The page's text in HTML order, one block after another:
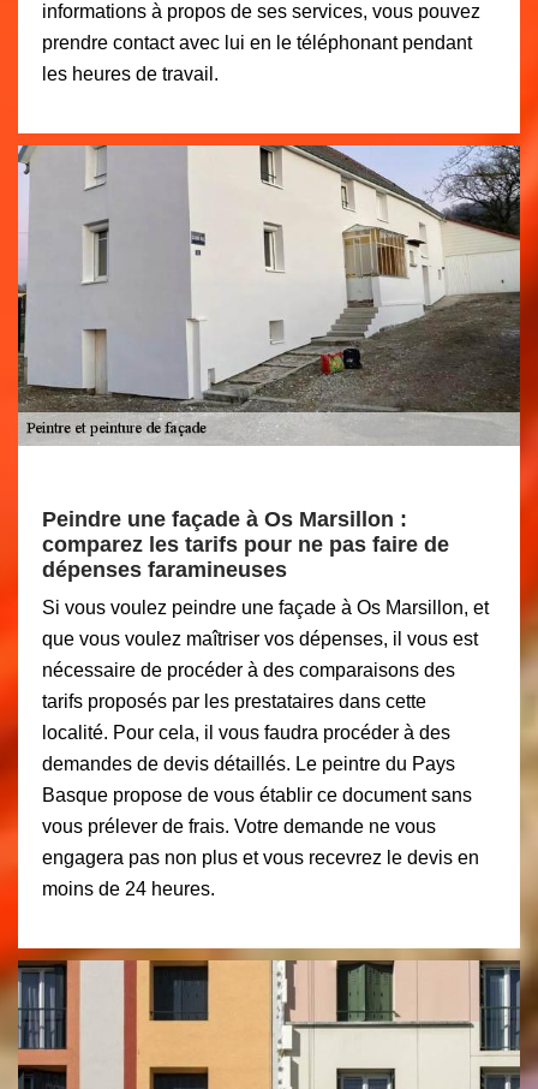
informations à propos de ses services, vous pouvez
prendre contact avec lui en le téléphonant pendant
les heures de travail.
Peindre une façade à Os Marsillon :
comparez les tarifs pour ne pas faire de
dépenses faramineuses
Si vous voulez peindre une façade à Os Marsillon, et
que vous voulez maîtriser vos dépenses, il vous est
nécessaire de procéder à des comparaisons des
tarifs proposés par les prestataires dans cette
localité. Pour cela, il vous faudra procéder à des
demandes de devis détaillés. Le peintre du Pays
Basque propose de vous établir ce document sans
vous prélever de frais. Votre demande ne vous
engagera pas non plus et vous recevrez le devis en
moins de 24 heures.